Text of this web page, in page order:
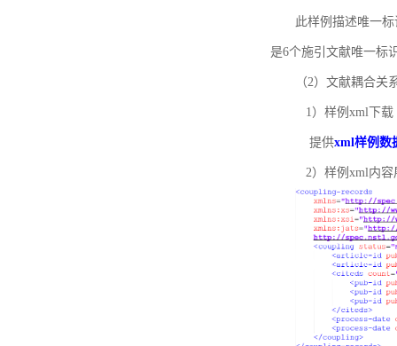
此样例描述唯一标
是6个施引文献唯一标
（2）文献耦合关
1）样例xml下载
提供xml样例数
2）样例xml内容